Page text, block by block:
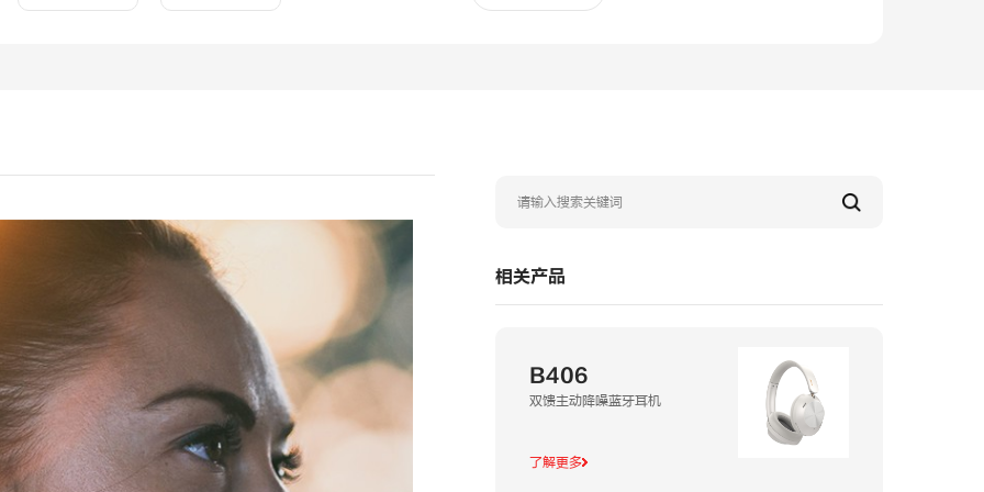
相关产品
B406
双馈主动降噪蓝牙耳机
了解更多